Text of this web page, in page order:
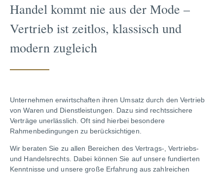
Handel kommt nie aus der Mode –
Vertrieb ist zeitlos, klassisch und
modern zugleich
Unternehmen erwirtschaften ihren Umsatz durch den Vertrieb
von Waren und Dienstleistungen. Dazu sind rechtssichere
Verträge unerlässlich. Oft sind hierbei besondere
Rahmenbedingungen zu berücksichtigen.
Wir beraten Sie zu allen Bereichen des Vertrags-, Vertriebs-
und Handelsrechts. Dabei können Sie auf unsere fundierten
Kenntnisse und unsere große Erfahrung aus zahlreichen